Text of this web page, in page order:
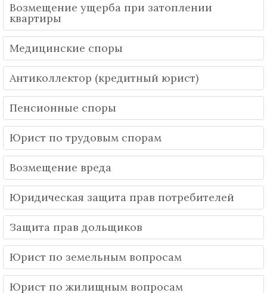
Возмещение ущерба при затоплении
квартиры
Медицинские споры
Антиколлектор (кредитный юрист)
Пенсионные споры
Юрист по трудовым спорам
Возмещение вреда
Юридическая защита прав потребителей
Защита прав дольщиков
Юрист по земельным вопросам
Юрист по жилищным вопросам